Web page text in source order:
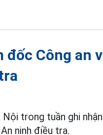
đốc Công an
trong tuần ghi
ninh điều tra.